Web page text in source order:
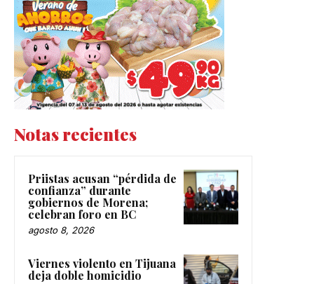
Notas recientes
Priistas acusan “pérdida de
confianza” durante
gobiernos de Morena;
celebran foro en BC
agosto 8, 2026
Viernes violento en Tijuana
deja doble homicidio